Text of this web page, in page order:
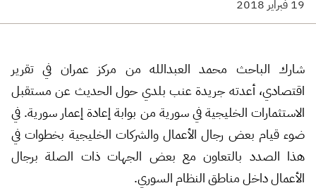
19 فبراير 2018
شارك الباحث محمد العبدالله من مركز عمران في تقرير
اقتصادي، أعدته جريدة عنب بلدي حول الحديث عن مستقبل
الاستثمارات الخليجية في سورية من بوابة إعادة إعمار سورية. في
ضوء قيام بعض رجال الأعمال والشركات الخليجية بخطوات في
هذا الصدد بالتعاون مع بعض الجهات ذات الصلة برجال
الأعمال داخل مناطق النظام السوري.